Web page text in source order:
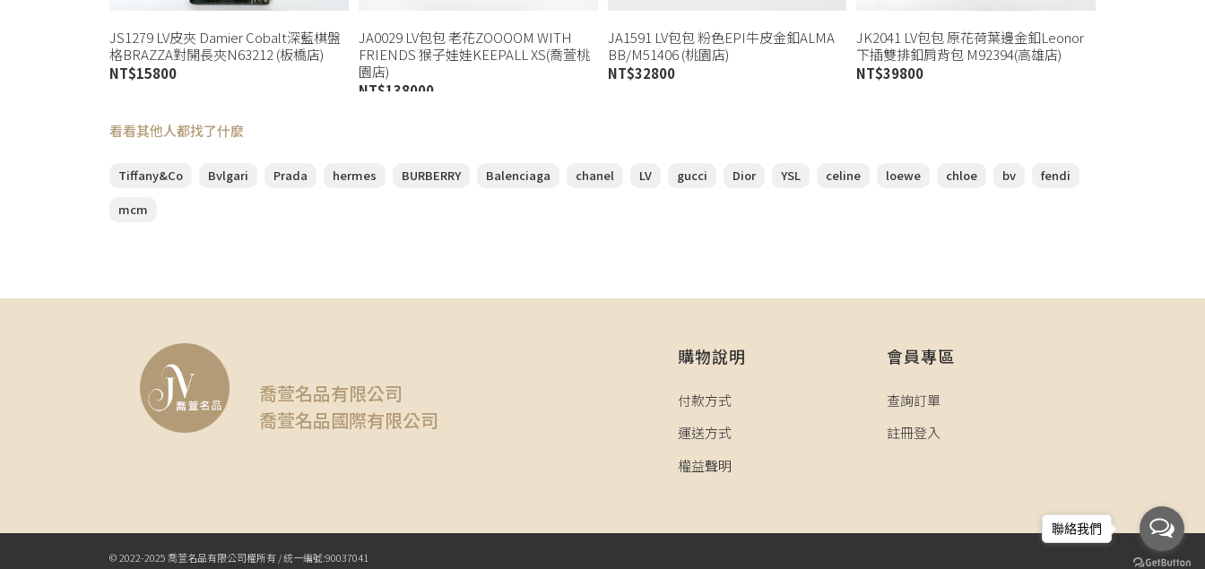
JS1279 LV皮夾 Damier Cobalt深藍棋盤
格BRAZZA對開長夾N63212 (板橋店)
NT$15800
JA0029 LV包包 老花ZOOOOM WITH
FRIENDS 猴子娃娃KEEPALL XS(喬萱桃
園店)
NT$138000
JA1591 LV包包 粉色EPI牛皮金釦ALMA
BB/M51406 (桃園店)
NT$32800
JK2041 LV包包 原花荷葉邊金釦Leonor
下插雙排釦肩背包 M92394(高雄店)
NT$39800
看看其他人都找了什麼
Tiffany&Co Bvlgari Prada hermes BURBERRY Balenciaga chanel LV gucci Dior YSL celine loewe chloe bv
fendi
mcm
喬萱名品有限公司
喬萱名品國際有限公司
購物說明
付款方式
運送方式
權益聲明
會員專區
查詢訂單
註冊登入
© 2022-2025 喬萱名品有限公司權所有 / 統一編號:90037041
聯絡我們